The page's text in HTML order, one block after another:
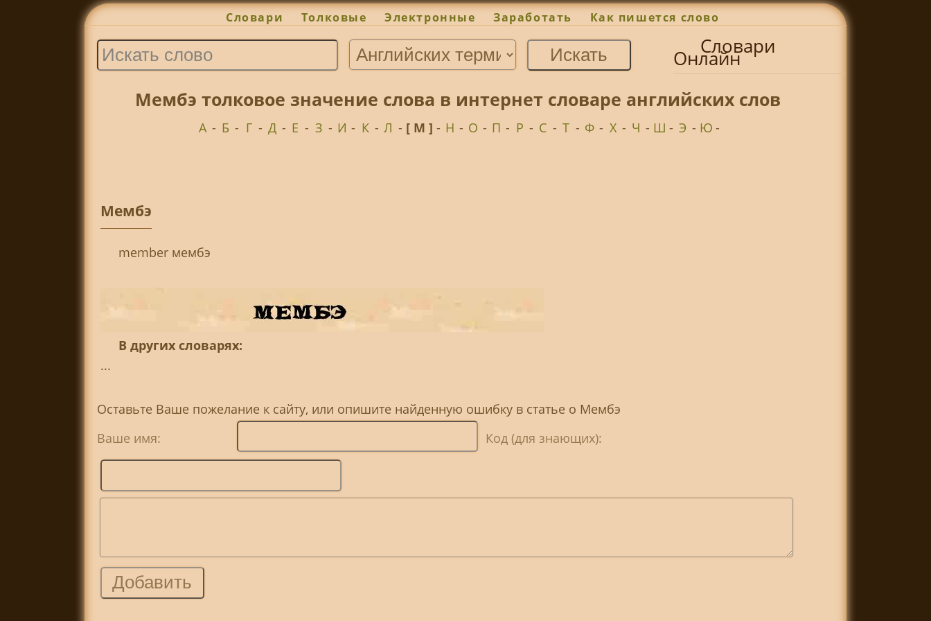
Словари Толковые Электронные Заработать Как пишется слово
Словари
Онлайн
Мембэ толковое значение слова в интернет словаре английских слов
А - Б - Г - Д - Е - З - И - К - Л - [ М ] - Н - О - П - Р - С - Т - Ф - Х - Ч - Ш - Э - Ю-
Мембэ
member мембэ
В других словарях:
...
Оставьте Ваше пожелание к сайту, или опишите найденную ошибку в статье о Мембэ
Ваше имя:
Код (для знающих):